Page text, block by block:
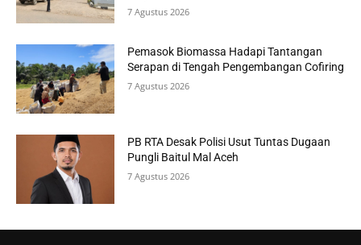
7 Agustus 2026
Pemasok Biomassa Hadapi Tantangan
Serapan di Tengah Pengembangan Cofiring
7 Agustus 2026
PB RTA Desak Polisi Usut Tuntas Dugaan
Pungli Baitul Mal Aceh
7 Agustus 2026